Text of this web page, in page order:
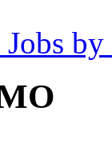
Jobs by